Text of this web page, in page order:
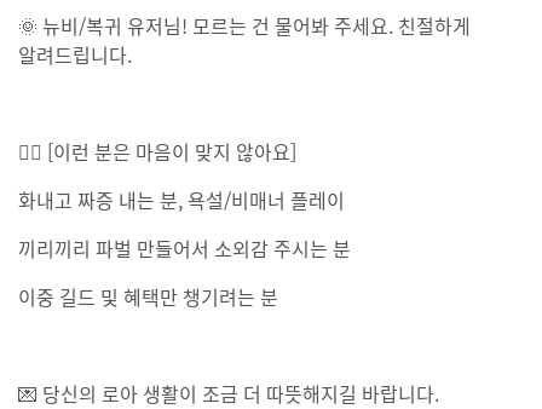
🌞 뉴비/복귀 유저님! 모르는 건 물어봐 주세요. 친절하게
알려드립니다.
🙅‍♂ [이런 분은 마음이 맞지 않아요]
화내고 짜증 내는 분, 욕설/비매너 플레이
끼리끼리 파벌 만들어서 소외감 주시는 분
이중 길드 및 혜택만 챙기려는 분
💌 당신의 로아 생활이 조금 더 따뜻해지길 바랍니다.